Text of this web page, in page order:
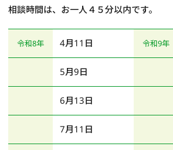
相談時間は、お一人４５分以内です。
令和8年 4月11日 令和9年
5月9日
6月13日
7月11日